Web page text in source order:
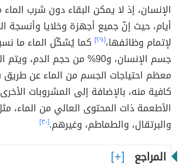
الإنسان، إذ لا يمكن البقاء دون شرب
أيام، حيث إنّ جميع أجهزة وخلايا وأنسجة
لإتمام وظائفها،[٢٩]
جسم الإنسان، و90% من حجم
معظم احتياجات الجسم من الماء عن
كافية منه، بالإضافة إلى المشروبات
الأطعمة ذات المحتوى العالي من الماء،
والبرتقال، والطماطم، وغيرهم.[٣٠]
المراجع